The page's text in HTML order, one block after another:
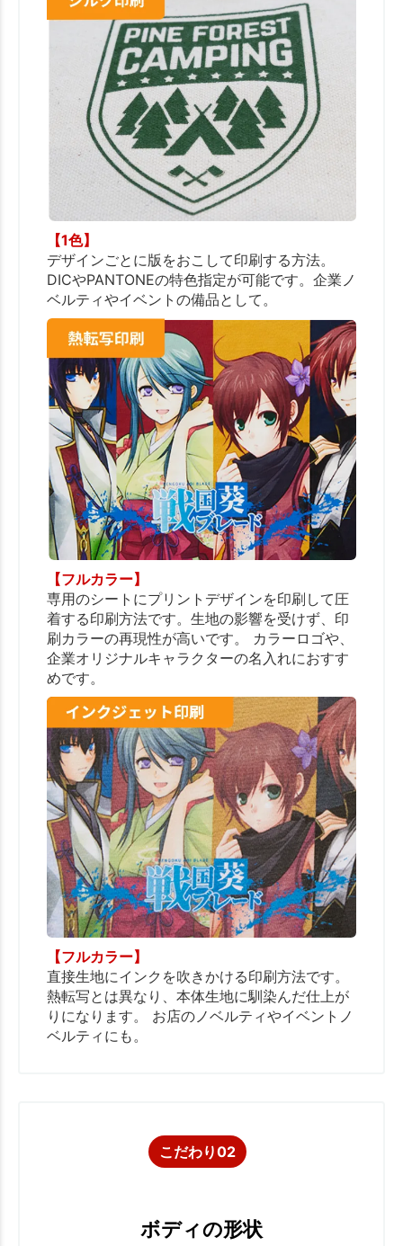
【1色】
デザインごとに版をおこして印刷する方法。
DICやPANTONEの特色指定が可能です。企業ノ
ベルティやイベントの備品として。
【フルカラー】
専用のシートにプリントデザインを印刷して圧
着する印刷方法です。生地の影響を受けず、印
刷カラーの再現性が高いです。 カラーロゴや、
企業オリジナルキャラクターの名入れにおすす
めです。
【フルカラー】
直接生地にインクを吹きかける印刷方法です。
熱転写とは異なり、本体生地に馴染んだ仕上が
りになります。 お店のノベルティやイベントノ
ベルティにも。
こだわり02
ボディの形状